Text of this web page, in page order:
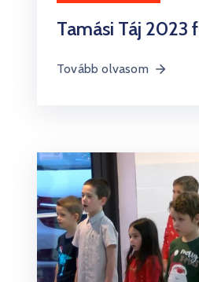
Tamási Táj 2023
Tovább olvasom